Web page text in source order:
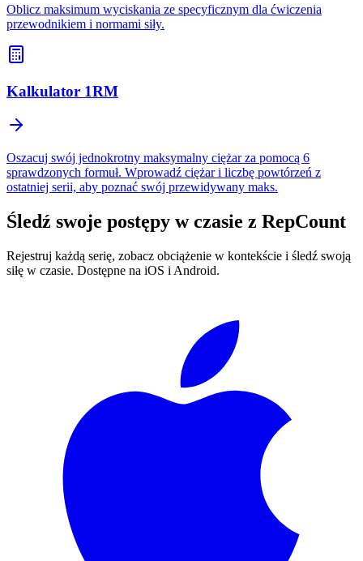
Oblicz maksimum wyciskania ze specyficznym dla ćwiczenia
przewodnikiem i normami siły.
Kalkulator 1RM
Oszacuj swój jednokrotny maksymalny ciężar za pomocą 6
sprawdzonych formuł. Wprowadź ciężar i liczbę powtórzeń z
ostatniej serii, aby poznać swój przewidywany maks.
Śledź swoje postępy w czasie z RepCount
Rejestruj każdą serię, zobacz obciążenie w kontekście i śledź swoją
siłę w czasie. Dostępne na iOS i Android.